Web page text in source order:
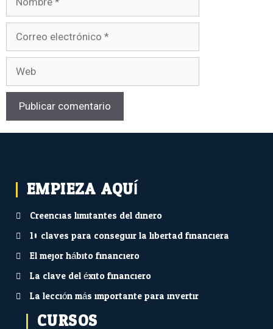
EMPIEZA AQUÍ...
Creencias limitantes del dinero
10 claves para conseguir la libertad financiera
El mejor hábito financiero
La clave del éxito financiero
La lección más importante para invertir
CURSOS